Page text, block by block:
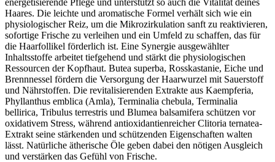
Haares. Die leichte und aromatische Formel verhält sich wie ein
physiologischer Reiz, um die Mikrozirkulation sanft zu reaktivieren,
sofortige Frische zu verleihen und ein Umfeld zu schaffen, das für
die Haarfollikel förderlich ist. Eine Synergie ausgewählter
Inhaltsstoffe arbeitet tiefgehend und stärkt die physiologischen
Ressourcen der Kopfhaut. Butea superba, Rosskastanie, Eiche und
Brennnessel fördern die Versorgung der Haarwurzel mit Sauerstoff
und Nährstoffen. Die revitalisierenden Extrakte aus Kaempferia,
Phyllanthus emblica (Amla), Terminalia chebula, Terminalia
bellirica, Tribulus terrestris und Blumea balsamifera schützen vor
oxidativem Stress, während antioxidantienreicher Clitoria ternatea-
Extrakt seine stärkenden und schützenden Eigenschaften walten
lässt. Natürliche ätherische Öle geben dabei den nötigen Ausgleich
und verstärken das Gefühl von Frische.